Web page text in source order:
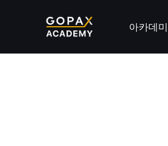
아카데미